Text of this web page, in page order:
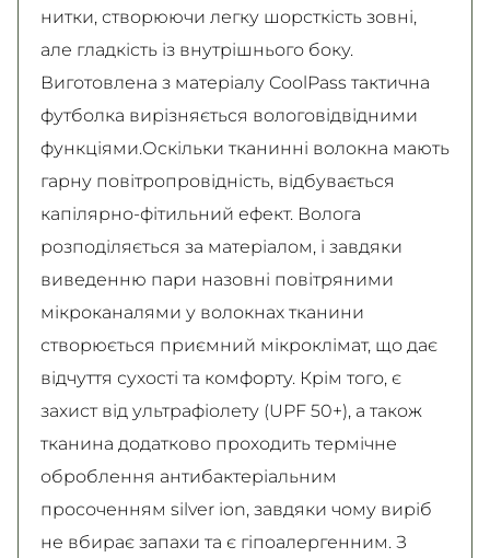
нитки, створюючи легку шорсткість зовні,
але гладкість із внутрішнього боку.
Виготовлена з матеріалу CoolPass тактична
футболка вирізняється вологовідвідними
функціями.Оскільки тканинні волокна мають
гарну повітропровідність, відбувається
капілярно-фітильний ефект. Волога
розподіляється за матеріалом, і завдяки
виведенню пари назовні повітряними
мікроканалями у волокнах тканини
створюється приємний мікроклімат, що дає
відчуття сухості та комфорту. Крім того, є
захист від ультрафіолету (UPF 50+), а також
тканина додатково проходить термічне
оброблення антибактеріальним
просоченням silver ion, завдяки чому виріб
не вбирає запахи та є гіпоалергенним. З